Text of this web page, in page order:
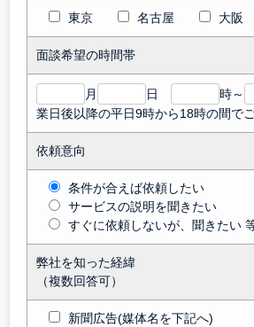
東京 名古屋 大阪
面談希望の時間帯
月 日 時～
業日後以降の平日9時から18時の間で
依頼意向
条件が合えば依頼したい
サービスの説明を聞きたい
すぐに依頼しないが、聞きたい
弊社を知った経緯
（複数回答可）
新聞広告(媒体名を下記へ)